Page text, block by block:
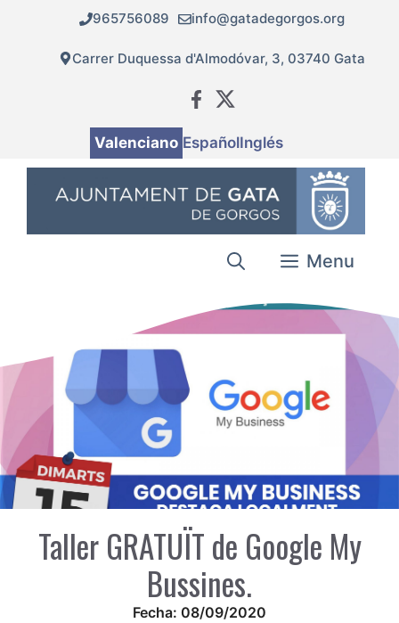
contingut
965756089 info@gatadegorgos.org
Carrer Duquessa d'Almodóvar, 3, 03740 Gata
Valenciano EspañolInglés
Menu
Taller GRATUÏT de Google My
Bussines.
Fecha: 08/09/2020